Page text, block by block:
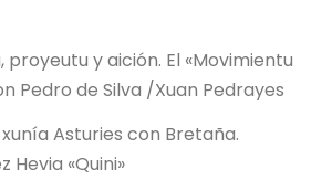
y aición. El «Movimientu
Pedro de Silva /Xuan Pedrayes
Asturies con Bretaña.
Hevia «Quini»